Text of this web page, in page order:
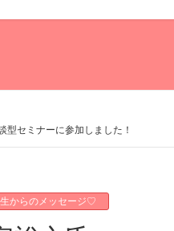
型セミナーに参加しました！
からのメッセージ♡